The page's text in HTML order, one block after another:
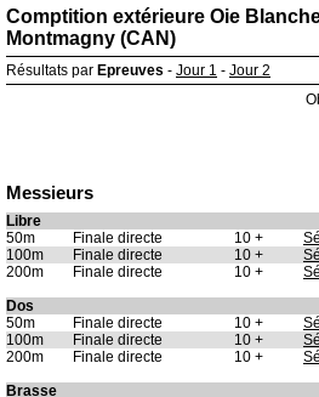
Comptition extérieure Oie
Montmagny (CAN)
Résultats par Epreuves - Jour 1 - Jour 2
Messieurs
Libre
50m
Finale directe 10 +
100m
Finale directe 10 +
200m
Finale directe 10 +
Dos
50m
Finale directe 10 +
100m
Finale directe 10 +
200m
Finale directe 10 +
Brasse